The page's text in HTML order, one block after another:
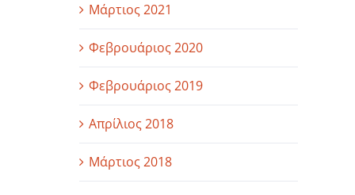
Μάρτιος 2021
Φεβρουάριος 2020
Φεβρουάριος 2019
Απρίλιος 2018
Μάρτιος 2018